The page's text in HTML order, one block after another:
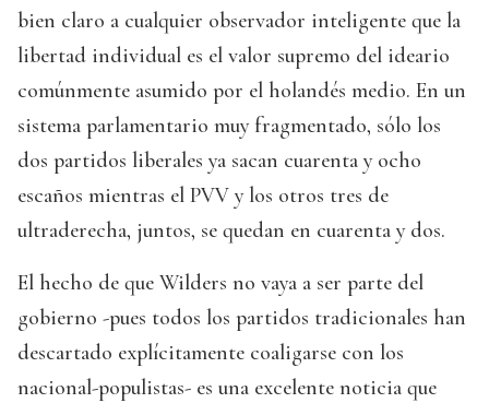
bien claro a cualquier observador inteligente que la
libertad individual es el valor supremo del ideario
comúnmente asumido por el holandés medio. En un
sistema parlamentario muy fragmentado, sólo los
dos partidos liberales ya sacan cuarenta y ocho
escaños mientras el PVV y los otros tres de
ultraderecha, juntos, se quedan en cuarenta y dos.
El hecho de que Wilders no vaya a ser parte del
gobierno -pues todos los partidos tradicionales han
descartado explícitamente coaligarse con los
nacional-populistas- es una excelente noticia que